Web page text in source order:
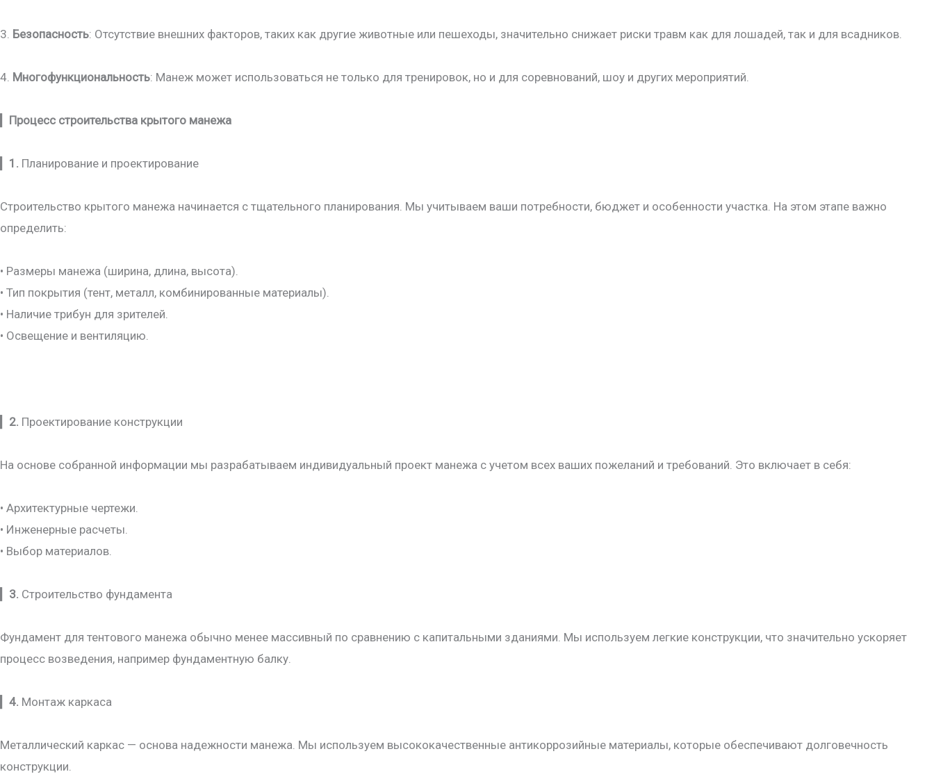
3. Безопасность: Отсутствие внешних факторов, таких как другие животные или пешеходы, значительно снижает риски травм как для лошадей, так и для всадников.
4. Многофункциональность: Манеж может использоваться не только для тренировок, но и для соревнований, шоу и других мероприятий.
Процесс строительства крытого манежа
1. Планирование и проектирование
Строительство крытого манежа начинается с тщательного планирования. Мы учитываем ваши потребности, бюджет и особенности участка. На этом этапе важно
определить:
• Размеры манежа (ширина, длина, высота).
• Тип покрытия (тент, металл, комбинированные материалы).
• Наличие трибун для зрителей.
• Освещение и вентиляцию.
2. Проектирование конструкции
На основе собранной информации мы разрабатываем индивидуальный проект манежа с учетом всех ваших пожеланий и требований. Это включает в себя:
• Архитектурные чертежи.
• Инженерные расчеты.
• Выбор материалов.
3. Строительство фундамента
Фундамент для тентового манежа обычно менее массивный по сравнению с капитальными зданиями. Мы используем легкие конструкции, что значительно ускоряет
процесс возведения, например фундаментную балку.
4. Монтаж каркаса
Металлический каркас — основа надежности манежа. Мы используем высококачественные антикоррозийные материалы, которые обеспечивают долговечность
конструкции.